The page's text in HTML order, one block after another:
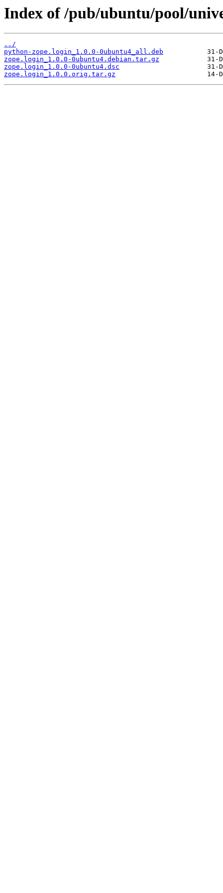
Index of /pub/ubuntu/pool/
../
python-zope.login_1.0.0-0ubuntu4_all.deb
zope.login_1.0.0-0ubuntu4.debian.tar.gz
zope.login_1.0.0-0ubuntu4.dsc
zope.login_1.0.0.orig.tar.gz